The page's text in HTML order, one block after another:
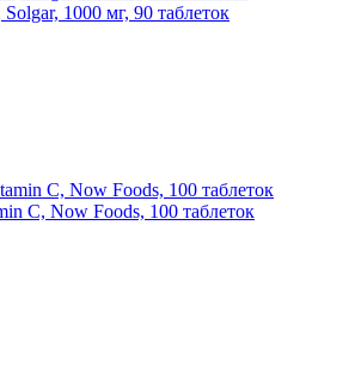
1000 мг, 90 таблеток
C, Now Foods, 100 таблеток